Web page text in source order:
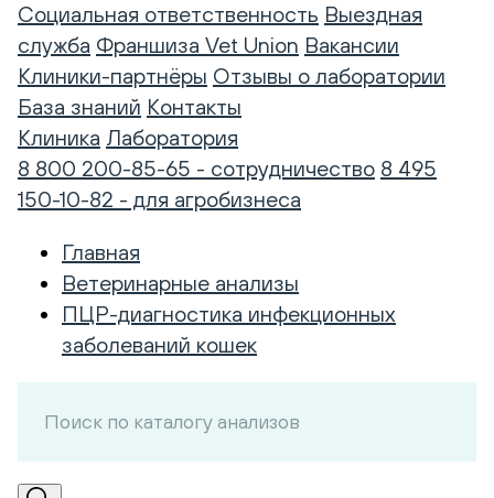
Социальная ответственность Выездная
служба Франшиза Vet Union Вакансии
Клиники-партнёры Отзывы о лаборатории
База знаний Контакты
Клиника Лаборатория
8 800 200-85-65 - сотрудничество 8 495
150-10-82 - для агробизнеса
Главная
Ветеринарные анализы
ПЦР-диагностика инфекционных
заболеваний кошек